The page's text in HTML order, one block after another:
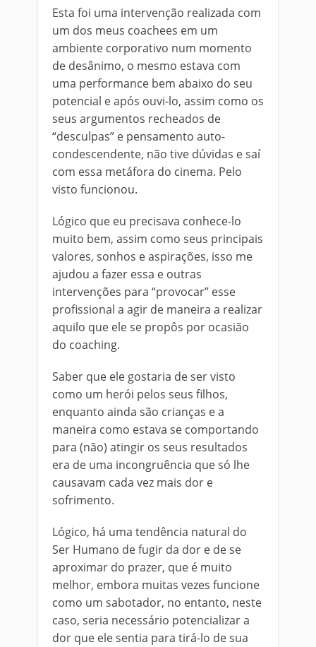
Esta foi uma intervenção realizada com
um dos meus coachees em um
ambiente corporativo num momento
de desânimo, o mesmo estava com
uma performance bem abaixo do seu
potencial e após ouvi-lo, assim como os
seus argumentos recheados de
“desculpas” e pensamento auto-
condescendente, não tive dúvidas e saí
com essa metáfora do cinema. Pelo
visto funcionou.
Lógico que eu precisava conhece-lo
muito bem, assim como seus principais
valores, sonhos e aspirações, isso me
ajudou a fazer essa e outras
intervenções para “provocar” esse
profissional a agir de maneira a realizar
aquilo que ele se propôs por ocasião
do coaching.
Saber que ele gostaria de ser visto
como um herói pelos seus filhos,
enquanto ainda são crianças e a
maneira como estava se comportando
para (não) atingir os seus resultados
era de uma incongruência que só lhe
causavam cada vez mais dor e
sofrimento.
Lógico, há uma tendência natural do
Ser Humano de fugir da dor e de se
aproximar do prazer, que é muito
melhor, embora muitas vezes funcione
como um sabotador, no entanto, neste
caso, seria necessário potencializar a
dor que ele sentia para tirá-lo de sua